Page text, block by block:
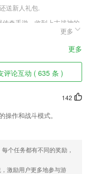
送新人礼包.
奇手游，收到上古战神的
己的方式。多人激战畅快攻
成，火爆输出无限精彩，
可以反复学习，巩固知识
制作的一样，还有很多丰富
更多
更多
评论互动 ( 635 条 )
142
作和战斗模式。
个任务都有不同的奖励，
激励用户更多地参与游